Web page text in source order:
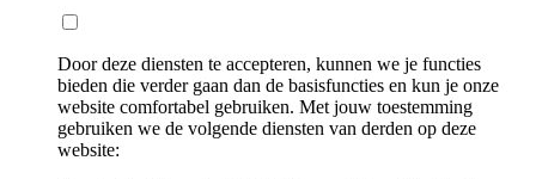
Door deze diensten te accepteren, kunnen we je functies
bieden die verder gaan dan de basisfuncties en kun je onze
website comfortabel gebruiken. Met jouw toestemming
gebruiken we de volgende diensten van derden op deze
website: